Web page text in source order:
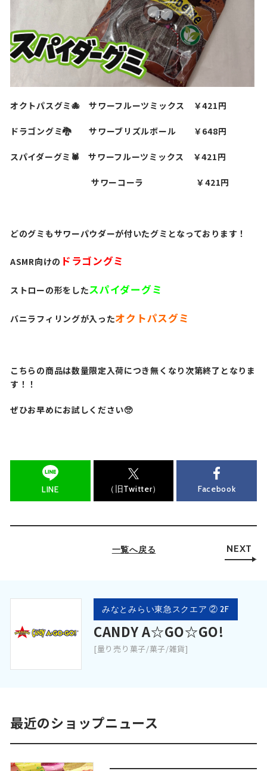
オクトパスグミ🐙 サワーフルーツミックス ￥421円
ドラゴングミ🐉 サワーブリズルボール ￥648円
スパイダーグミ🕷️ サワーフルーツミックス ￥421円
サワーコーラ ￥421円
どのグミもサワーパウダーが付いたグミとなっております！
ASMR向けの ドラゴングミ
ストローの形をしたスパイダーグミ
バニラフィリングが入ったオクトパスグミ
こちらの商品は数量限定入荷につき無くなり次第終了となりま
す！！
ぜひお早めにお試しください🥺
LINE （旧Twitter） Facebook
一覧へ戻る NEXT
みなとみらい東急スクエア ② 2F
CANDY A☆GO☆GO!
[量り売り菓子/菓子/雑貨]
最近のショップニュース